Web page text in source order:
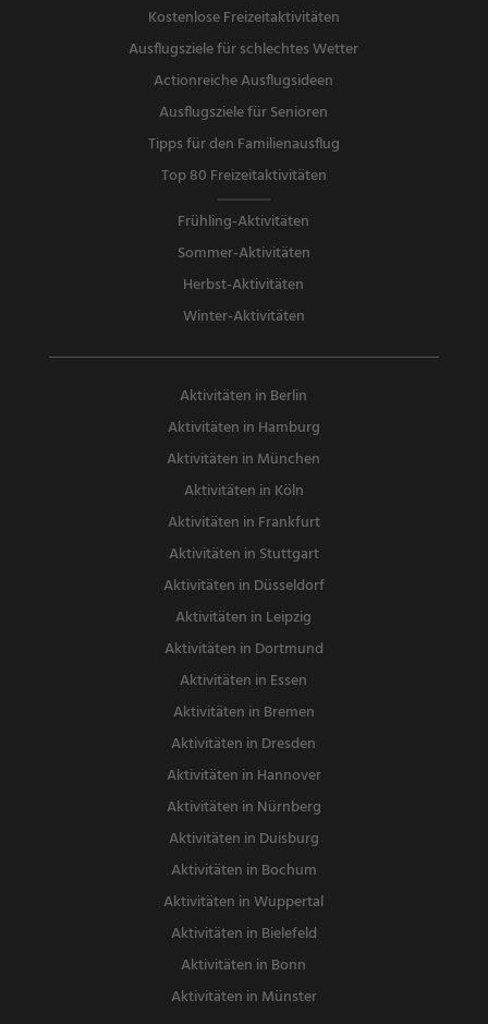
Kostenlose Freizeitaktivitäten
Ausflugsziele für schlechtes Wetter
Actionreiche Ausflugsideen
Ausflugsziele für Senioren
Tipps für den Familienausflug
Top 80 Freizeitaktivitäten
Frühling-Aktivitäten
Sommer-Aktivitäten
Herbst-Aktivitäten
Winter-Aktivitäten
Aktivitäten in Berlin
Aktivitäten in Hamburg
Aktivitäten in München
Aktivitäten in Köln
Aktivitäten in Frankfurt
Aktivitäten in Stuttgart
Aktivitäten in Düsseldorf
Aktivitäten in Leipzig
Aktivitäten in Dortmund
Aktivitäten in Essen
Aktivitäten in Bremen
Aktivitäten in Dresden
Aktivitäten in Hannover
Aktivitäten in Nürnberg
Aktivitäten in Duisburg
Aktivitäten in Bochum
Aktivitäten in Wuppertal
Aktivitäten in Bielefeld
Aktivitäten in Bonn
Aktivitäten in Münster